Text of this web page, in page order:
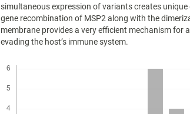
simultaneous expression of variants creates unique
gene recombination of MSP2 along with the
membrane provides a very efficient mechanism for
evading the host’s immune system.